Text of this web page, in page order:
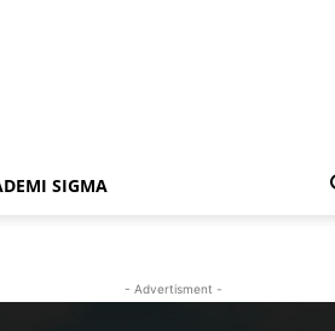
SIGMA
- Advertisment -